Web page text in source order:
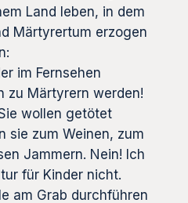
Land leben, in dem
Märtyrertum erzogen
im Fernsehen
zu Märtyrern werden!
wollen getötet
sie zum Weinen, zum
Jammern. Nein! Ich
für Kinder nicht.
am Grab durchführen